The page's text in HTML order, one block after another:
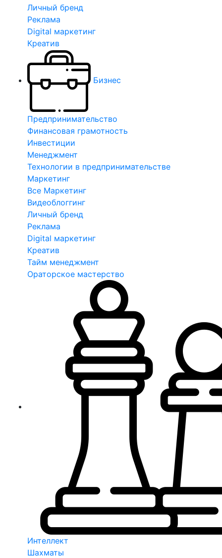
Личный бренд
Реклама
Digital маркетинг
Креатив
Бизнес
Предпринимательство
Финансовая грамотность
Инвестиции
Менеджмент
Технологии в предпринимательстве
Маркетинг
Все Маркетинг
Видеоблоггинг
Личный бренд
Реклама
Digital маркетинг
Креатив
Тайм менеджмент
Ораторское мастерство
Интеллект
Шахматы